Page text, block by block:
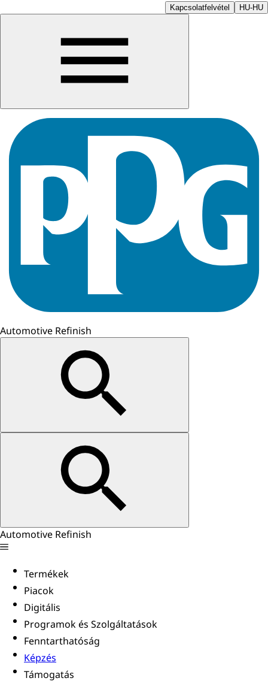
Kapcsolatfelvétel HU-HU
Automotive Refinish
Automotive Refinish
Termékek
Piacok
Digitális
Programok és Szolgáltatások
Fenntarthatóság
Képzés
Támogatás